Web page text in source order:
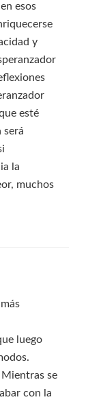
esos
y
esté
será
la
muchos
luego
se
con la